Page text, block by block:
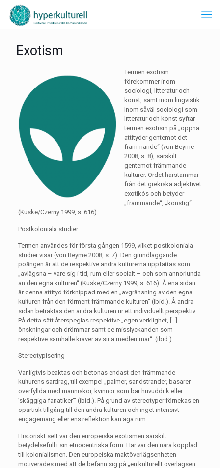
Exotism
Termen exotism
förekommer inom
sociologi, litteratur och
konst, samt inom lingvistik.
Inom såväl sociologi som
litteratur och konst syftar
termen exotism på „öppna
attityder gentemot det
främmande“ (von Beyme
2008, s. 8), särskilt
gentemot främmande
kulturer. Ordet härstammar
från det grekiska adjektivet
exotikós och betyder
„främmande“, „konstig“
(Kuske/Czerny 1999, s. 616).
Postkoloniala studier
Termen användes för första gången 1599, vilket postkoloniala
studier visar (von Beyme 2008, s. 7). Den grundläggande
poängen är att de respektive andra kulturerna uppfattas som
„avlägsna – vare sig i tid, rum eller socialt – och som annorlunda
än den egna kulturen“ (Kuske/Czerny 1999, s. 616). Å ena sidan
är denna attityd förknippad med en „avgränsning av den egna
kulturen från den förment främmande kulturen“ (ibid.). Å andra
sidan betraktas den andra kulturen ur ett individuellt perspektiv.
På detta sätt återspeglas respektive „egen verklighet, […]
önskningar och drömmar samt de misslyckanden som
respektive samhälle kräver av sina medlemmar“. (ibid.)
Stereotypisering
Vanligtvis beaktas och betonas endast den främmande
kulturens särdrag, till exempel „palmer, sandstränder, basarer
överfyllda med människor, kvinnor som bär huvudduk eller
’skäggiga fanatiker'“ (ibid.). På grund av stereotyper förnekas en
opartisk tillgång till den andra kulturen och inget intensivt
engagemang eller ens reflektion kan äga rum.
Historiskt sett var den europeiska exotismen särskilt
betydelsefull i sin etnocentriska form. Här var den nära kopplad
till kolonialismen. Den europeiska maktöverlägsenheten
motiverades med att de befann sig på „en kulturellt överlägsen